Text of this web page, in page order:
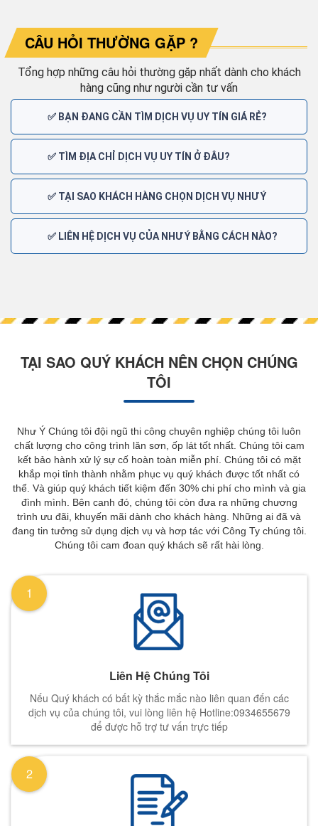
CÂU HỎI THƯỜNG GẶP ?
Tổng hợp những câu hỏi thường gặp nhất dành cho khách
hàng cũng như người cần tư vấn
✅ BẠN ĐANG CẦN TÌM DỊCH VỤ UY TÍN GIÁ RẺ?
✅ TÌM ĐỊA CHỈ DỊCH VỤ UY TÍN Ở ĐÂU?
✅ TẠI SAO KHÁCH HÀNG CHỌN DỊCH VỤ NHƯ Ý
✅ LIÊN HỆ DỊCH VỤ CỦA NHƯ Ý BẰNG CÁCH NÀO?
TẠI SAO QUÝ KHÁCH NÊN CHỌN CHÚNG
TÔI
Như Ý Chúng tôi đội ngũ thi công chuyên nghiệp chúng tôi luôn
chất lượng cho công trình lăn sơn, ốp lát tốt nhất. Chúng tôi cam
kết bảo hành xử lý sự cố hoàn toàn miễn phí. Chúng tôi có mặt
khắp mọi tỉnh thành nhằm phục vụ quý khách được tốt nhất có
thể. Và giúp quý khách tiết kiệm đến 30% chi phí cho mình và gia
đình mình. Bên canh đó, chúng tôi còn đưa ra những chương
trình ưu đãi, khuyến mãi dành cho khách hàng. Những ai đã và
đang tin tưởng sử dụng dịch vụ và hơp tác với Công Ty chúng tôi.
Chúng tôi cam đoan quý khách sẽ rất hài lòng.
Liên Hệ Chúng Tôi
Nếu Quý khách có bất kỳ thắc mắc nào liên quan đến các
dịch vụ của chúng tôi, vui lòng liên hệ Hotline:0934655679
để được hỗ trợ tư vấn trực tiếp
1
2